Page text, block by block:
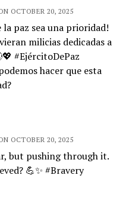
OCTOBER 20, 2025
la paz sea una prioridad!
milicias dedicadas a
#EjércitoDePaz
hacer que esta
OCTOBER 20, 2025
but pushing through it.
💪✨ #Bravery